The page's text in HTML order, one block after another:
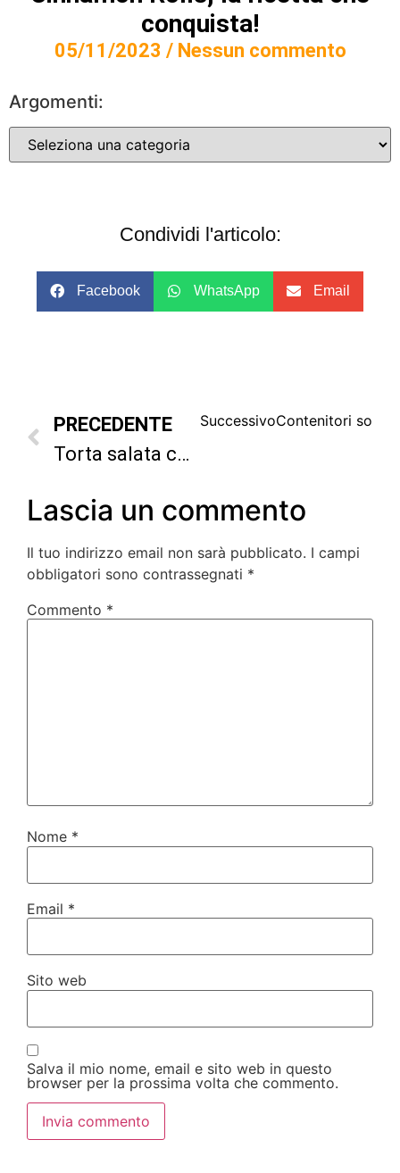
conquista!
05/11/2023 Nessun commento
Argomenti:
Condividi l'articolo:
Facebook WhatsApp Email
PRECEDENTE
Torta salata con salame e patate nel Roaster
SuccessivoContenitori
Lascia un commento
Il tuo indirizzo email non sarà pubblicato. I campi
obbligatori sono contrassegnati *
Commento *
Nome *
Email *
Sito web
Salva il mio nome, email e sito web in questo
browser per la prossima volta che commento.